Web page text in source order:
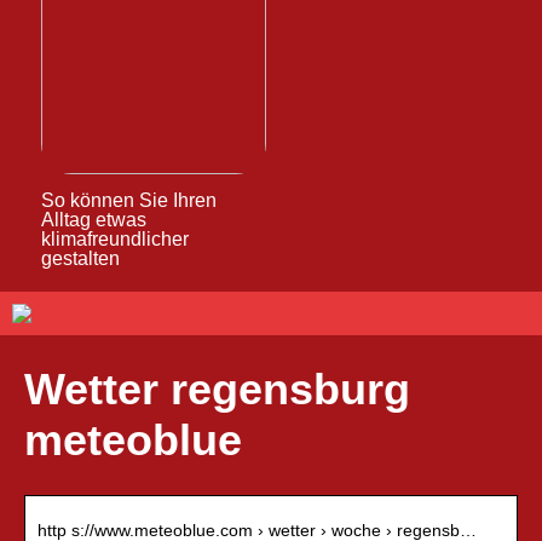
So können Sie Ihren
Alltag etwas
klimafreundlicher
gestalten
Wetter regensburg
meteoblue
http s://www.meteoblue.com › wetter › woche › regensb…